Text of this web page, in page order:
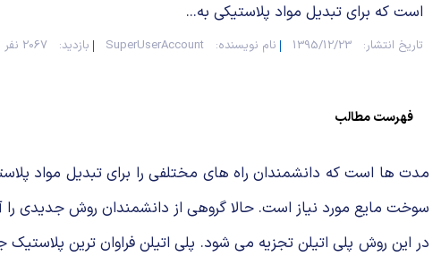
است که برای تبدیل مواد پلاستیکی به...
تاریخ انتشار: 1395/12/23 نام نویسنده: SuperUserAccount بازدید: 2067 نفر
فهرست مطالب
مدت ها است که دانشمندان راه های مختلفی را برای تبدیل مواد
سوخت مایع مورد نیاز است. حالا گروهی از دانشمندان روش جدیدی
در این روش پلی اتیلن تجزیه می شود. پلی اتیلن فراوان ترین